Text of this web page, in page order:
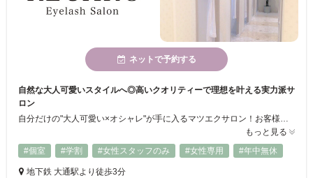
ネットで予約する
自然な大人可愛いスタイルへ◎高いクオリティーで理想を叶える実力派サ
ロン
自分だけの"大人可愛い×オシャレ"が手に入るマツエクサロン！お客様のお目元に合わせてカールや長さ、デザインをご提案します♪施術も快適にお過ごし頂けるようにリクライニングチェアをご用意してます！またグルー(接着剤)は信頼性の高い国産を使用しているので、お肌が弱い方でも大丈夫です♪
もっと見る
#個室
#学割 #女性スタッフのみ #女性専用 #年中無休
地下鉄 大通駅より徒歩3分